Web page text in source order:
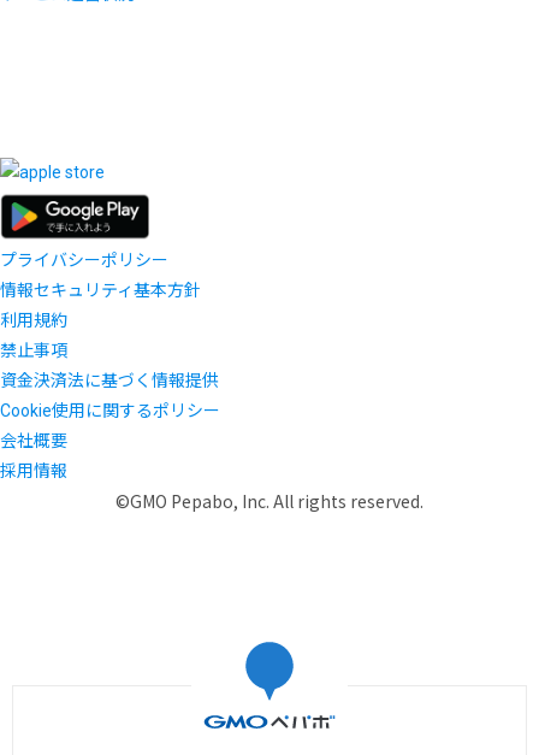
プライバシーポリシー
情報セキュリティ基本方針
利用規約
禁止事項
資金決済法に基づく情報提供
Cookie使用に関するポリシー
会社概要
採用情報
©GMO Pepabo, Inc. All rights reserved.